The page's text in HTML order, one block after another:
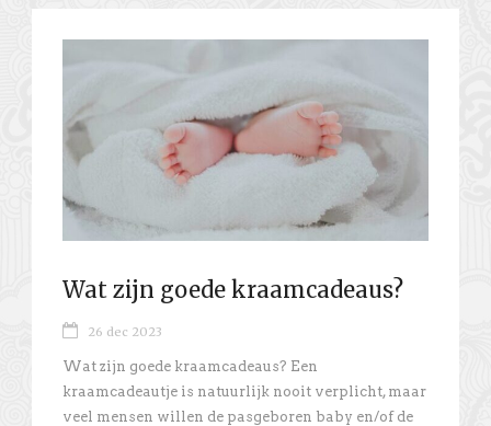
Wat zijn goede kraamcadeaus?
26 dec 2023
Wat zijn goede kraamcadeaus? Een
kraamcadeautje is natuurlijk nooit verplicht, maar
veel mensen willen de pasgeboren baby en/of de